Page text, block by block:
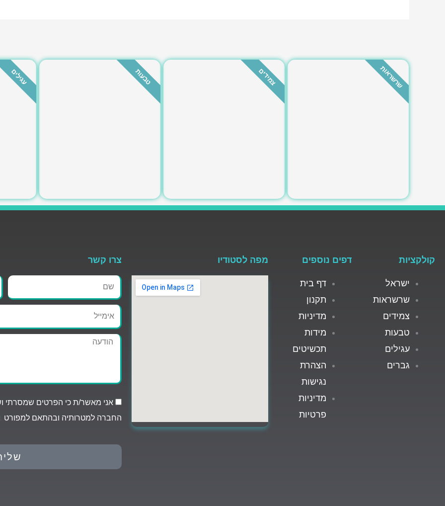
שרשראות צמידים טבעות עגילים
קולקציות
ישראל
שרשראות
צמידים
טבעות
עגילים
גברים
דפים נוספים
דף בית
תקנון
מדיניות
מידות
תכשיטים
הצהרת
נגישות
מדיניות
פרטיות
מפה לסטודיו צרו קשר
שם
אימייל
הודעה
אני מאשר/ת כי הפרטים שמסרתי
החברה למטרותיה ובהתאם למפורט